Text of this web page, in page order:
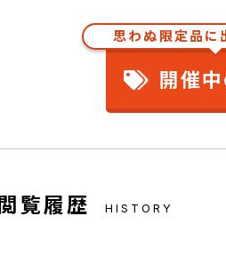
思わぬ限定品に
開催
閲覧履歴 HISTORY